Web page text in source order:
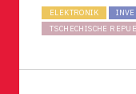
ELEKTRONIK
TSCHECHISCHE